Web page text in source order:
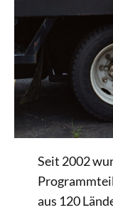
Seit 2002
aus 120